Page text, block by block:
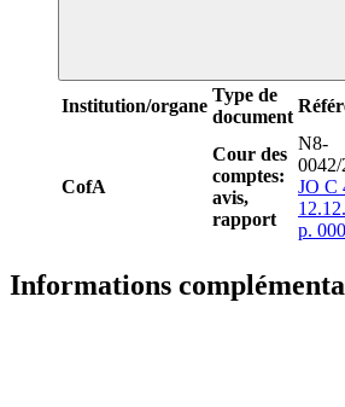
Institution/organe
Type de
document
CofA
Cour des
comptes:
avis,
rapport
N8-
JO C
p.
Informations